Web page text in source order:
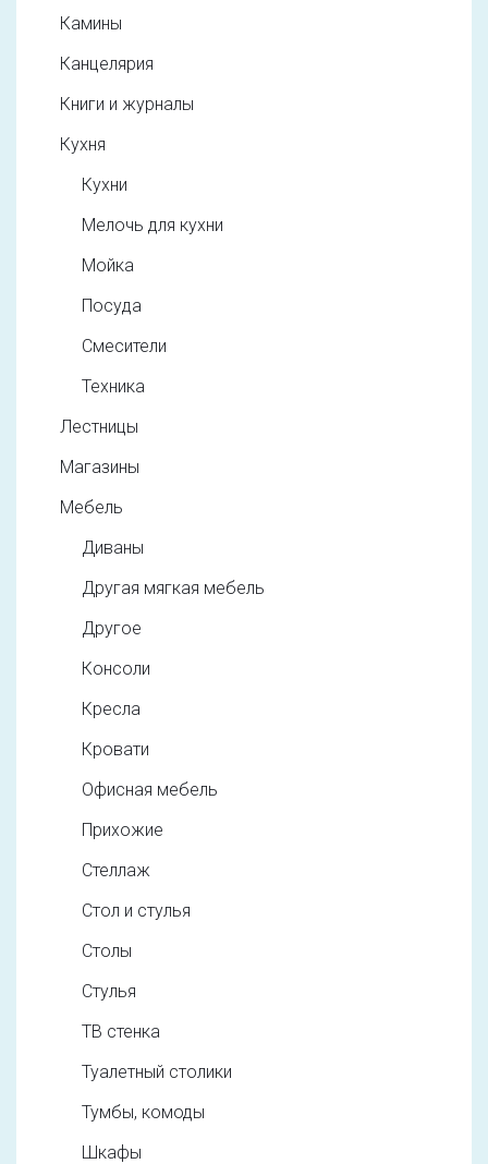
Камины
Канцелярия
Книги и журналы
Кухня
Кухни
Мелочь для кухни
Мойка
Посуда
Смесители
Техника
Лестницы
Магазины
Мебель
Диваны
Другая мягкая мебель
Другое
Консоли
Кресла
Кровати
Офисная мебель
Прихожие
Стеллаж
Стол и стулья
Столы
Стулья
ТВ стенка
Туалетный столики
Тумбы, комоды
Шкафы